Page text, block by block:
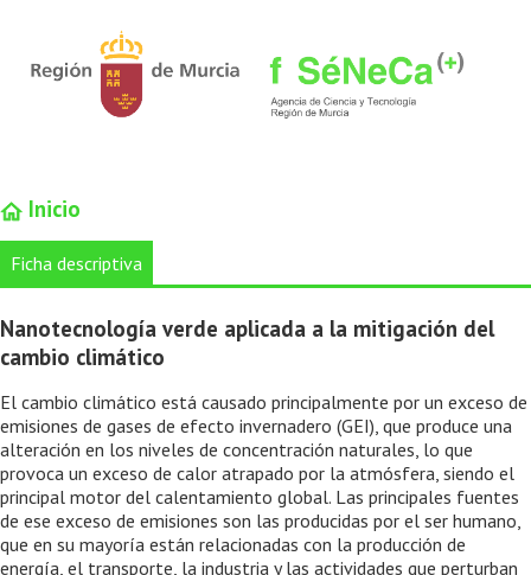
Inicio
Ficha descriptiva
Nanotecnología verde aplicada a la mitigación del
cambio climático
El cambio climático está causado principalmente por un exceso de
emisiones de gases de efecto invernadero (GEI), que produce una
alteración en los niveles de concentración naturales, lo que
provoca un exceso de calor atrapado por la atmósfera, siendo el
principal motor del calentamiento global. Las principales fuentes
de ese exceso de emisiones son las producidas por el ser humano,
que en su mayoría están relacionadas con la producción de
energía, el transporte, la industria y las actividades que perturban